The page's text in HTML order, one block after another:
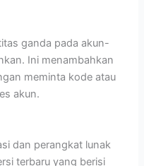
ganda pada akun-
Ini menambahkan
meminta kode atau
akun.
dan perangkat lunak
terbaru yang berisi